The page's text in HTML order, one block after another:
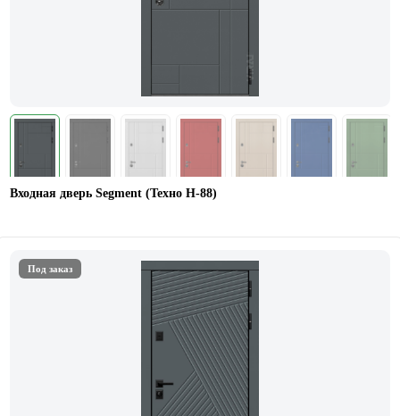
Входная дверь Segment (Техно Н-88)
Под заказ